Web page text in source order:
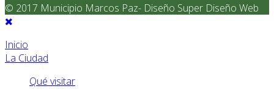
© 2017 Municipio Marcos Paz- Diseño Super Diseño Web
Inicio
La Ciudad
Qué visitar